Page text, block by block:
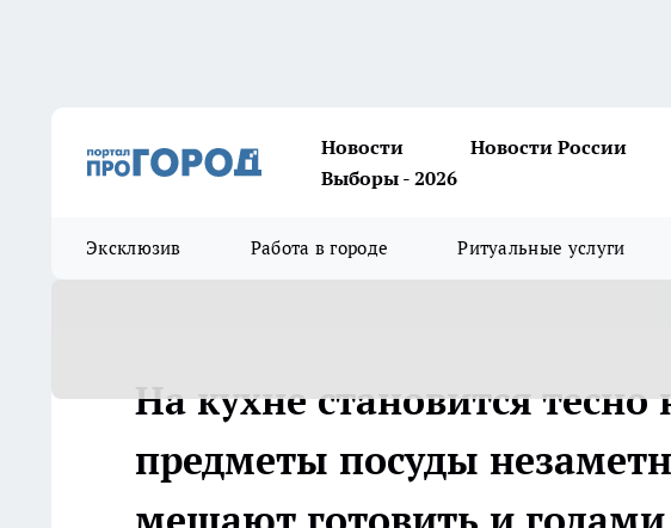
Новости Новости России
Выборы - 2026
Эксклюзив Работа в городе Ритуальные услуги
На кухне становится
предметы посуды